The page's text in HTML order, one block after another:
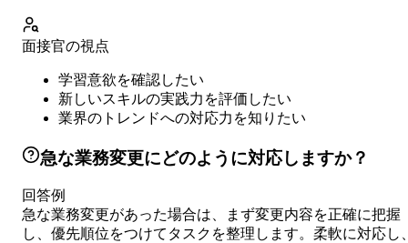
面接官の視点
学習意欲を確認したい
新しいスキルの実践力を評価したい
業界のトレンドへの対応力を知りたい
急な業務変更にどのように対応しますか？
回答例
急な業務変更があった場合は、まず変更内容を正確に把握
し、優先順位をつけてタスクを整理します。柔軟に対応し